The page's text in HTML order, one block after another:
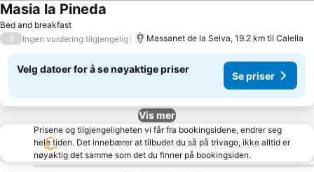
Bed and breakfast
Masia la Pineda
/ Ingen vurdering tilgjengelig Massanet de la Selva, 19.2 km til Calella
Velg datoer for å se nøyaktige priser
Se priser
Vis mer
Prisene og tilgjengeligheten vi får fra bookingsidene, endrer seg
hele tiden. Det innebærer at tilbudet du så på trivago, ikke alltid er
nøyaktig det samme som det du finner på bookingsiden.